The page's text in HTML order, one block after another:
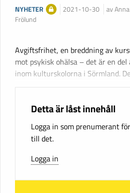
NYHETER 2021-10-30
av
Frölund
Avgiftsfrihet, en breddning av
mot psykisk ohälsa – det är en del
inom kulturskolorna i Sörmland.
Detta är låst innehåll
Logga in som prenumerant
till det.
Logga in